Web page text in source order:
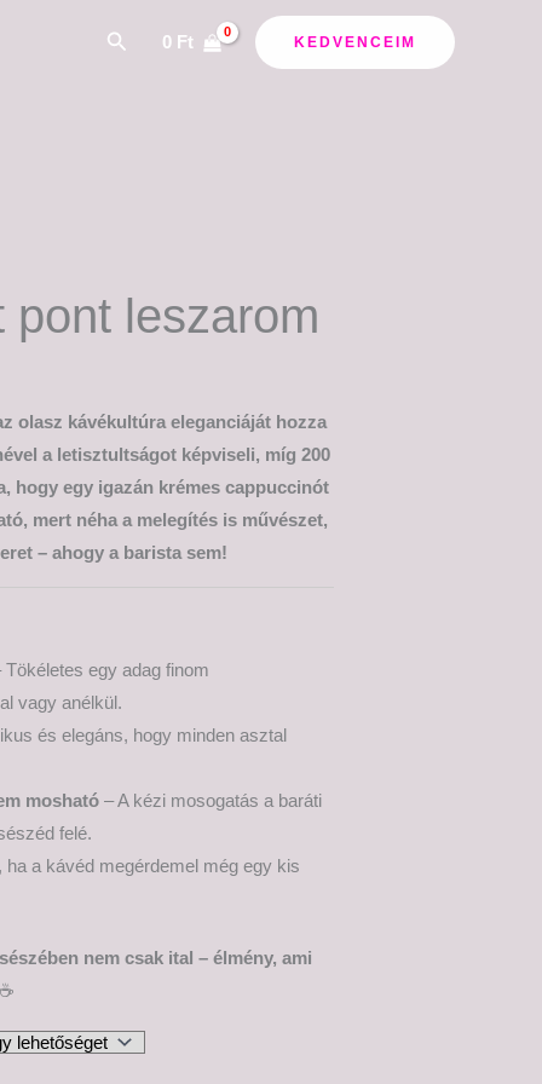
Search
0 Ft KEDVENCEIM
pont leszarom
olasz kávékultúra eleganciáját hozza
a letisztultságot képviseli, míg 200
hogy egy igazán krémes cappuccinót
mert néha a melegítés is művészet,
– ahogy a barista sem!
egy adag finom
vagy anélkül.
és elegáns, hogy minden asztal
mosható – A kézi mosogatás a baráti
felé.
a kávéd megérdemel még egy kis
nem csak ital – élmény, ami